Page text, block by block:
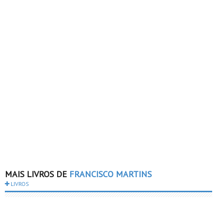
MAIS LIVROS DE FRANCISCO MARTINS
LIVROS